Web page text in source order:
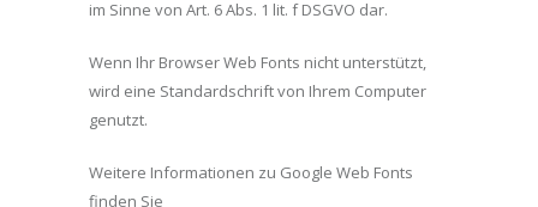
im Sinne von Art. 6 Abs. 1 lit. f DSGVO dar.
Wenn Ihr Browser Web Fonts nicht unterstützt,
wird eine Standardschrift von Ihrem Computer
genutzt.
Weitere Informationen zu Google Web Fonts
finden Sie